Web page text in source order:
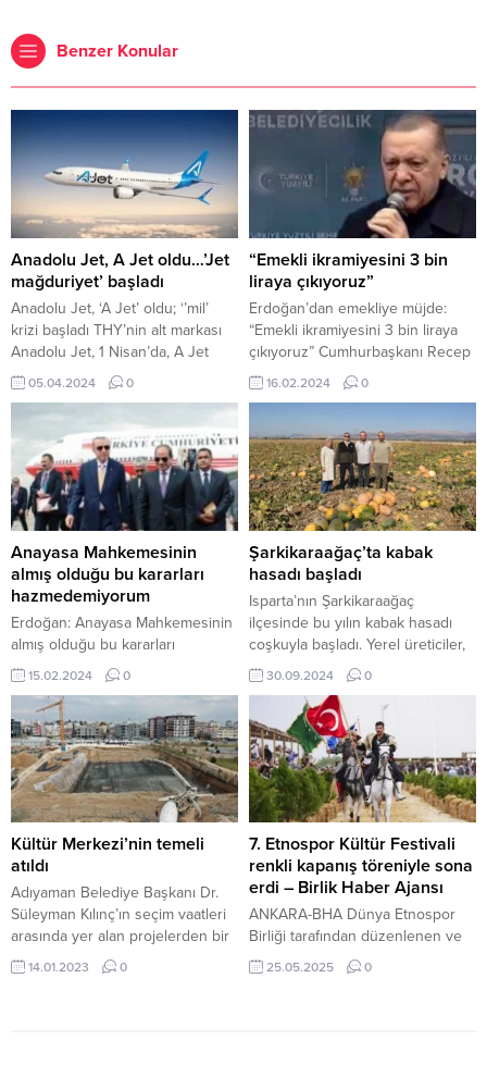
Benzer Konular
Anadolu Jet, A Jet oldu…’Jet
mağduriyet’ başladı
Anadolu Jet, ‘A Jet’ oldu; ‘’mil’
krizi başladı THY’nin alt markası
Anadolu Jet, 1 Nisan’da, A Jet
markasına dönüştürüldü.
Ulaştırma ve Altyapı Bakanlığı
tarafından Ocak ayında ruhsatı
verilen A Jet, 1 Nisan’da
uçuşlarına başladı. Ancak hızla
gerçekleşen bu geçiş nedeniyle
bir takım yolcu hak ihlalleri
yaşanmaya başlandı. Geçmişte
Anadolu Jet...
05.04.2024 0
“Emekli ikramiyesini 3 bin
liraya çıkıyoruz”
Erdoğan’dan emekliye müjde:
“Emekli ikramiyesini 3 bin liraya
çıkıyoruz” Cumhurbaşkanı Recep
Tayyip Erdoğan Ak Parti Ordu
mitinginde açıklamalarda bulundu.
Ordu’nun Cumhur İttifakına
desteğine dikkat çekerek “Ordu
safını bir kez daha şüpheye yer
vermeyecek netlikte gösterdi.
Ordu’nun bu sevgisine layık
olmak için çalışacağız. Ordu ile
aramıza kimseyi sokmadık,...
16.02.2024 0
Anayasa Mahkemesinin
almış olduğu bu kararları
hazmedemiyorum
Erdoğan: Anayasa Mahkemesinin
almış olduğu bu kararları
hazmedemiyorum ANKARA –
BHA Cumhurbaşkanı Recep
Tayyip Erdoğan, Birleşik Arap
Emirlikleri ile Mısır ziyareti
dönüşünde gazetecilerin
sorularını yanıtladı. Erdoğan
gündeme dair şu ifadeleri
kullandı: “(Danıştayın FETÖ’den
ihraç edilen yargı mensuplarıyla
ilgili kararı) Danıştayın bu kararına
sessiz kalmamız mümkün değil.
“Anayasa Mahkemesinin almış
olduğu...
15.02.2024 0
Şarkikaraağaç’ta kabak
hasadı başladı
Isparta’nın Şarkikaraağaç
ilçesinde bu yılın kabak hasadı
coşkuyla başladı. Yerel üreticiler,
tarlalarında yetiştirdikleri devasa
kabakları toplayarak sezonun
bereketli olduğunu söylüyorlar.
30 Eylül 2024, 10:42 yayınlandı
ISPARTA-BHA Devasa boyutlarıyla
göz kamaştıran Şarkikaraağaç
kabaklarının kaldırılması zor bir
hale geldiğini söyleyen...
30.09.2024 0
Kültür Merkezi’nin temeli
atıldı
Adıyaman Belediye Başkanı Dr.
Süleyman Kılınç’ın seçim vaatleri
arasında yer alan projelerden bir
tanesi olan Kültür Merkezi’nin
temeli düzenlenen törenle atıldı.
14.01.2023 0
7. Etnospor Kültür Festivali
renkli kapanış töreniyle sona
erdi – Birlik Haber Ajansı
ANKARA-BHA Dünya Etnospor
Birliği tarafından düzenlenen ve
TRT’nin iletişim ortağı olduğu 7.
Etnospor Kültür Festivali, Atatürk
25.05.2025 0